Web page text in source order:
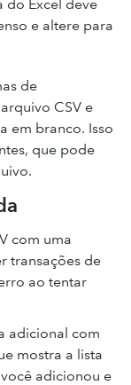
do Excel deve
e altere para
de
CSV e
em branco. Isso
que pode
com uma
transações de
ao tentar
adicional com
mostra a lista
adicionou e